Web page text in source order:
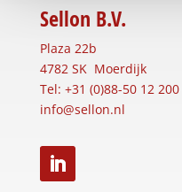
Sellon B.V.
Plaza 22b
4782 SK Moerdijk
Tel: +31 (0)88-50 12 200
info@sellon.nl